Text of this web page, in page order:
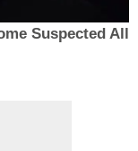
Suspected All